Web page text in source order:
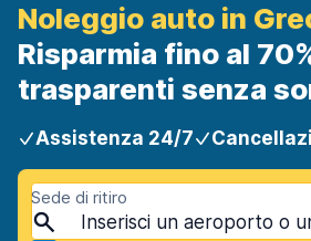
Noleggio auto in
Risparmia fino al
trasparenti senza
Assistenza 24/7
Sede di ritiro